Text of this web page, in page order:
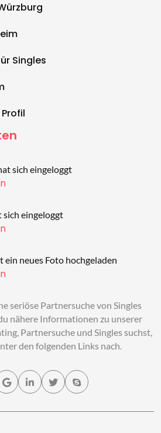
Singles
sich eingeloggt
eingeloggt
ein neues Foto hochgeladen
seriöse Partnersuche von Singles
nähere Informationen zu unserer
Partnersuche und Singles suchst,
den folgenden Links nach.